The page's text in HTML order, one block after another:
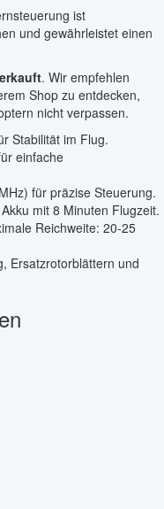
ist
und gewährleistet einen
. Wir empfehlen
Shop zu entdecken,
nicht verpassen.
Stabilität im Flug.
einfache
für präzise Steuerung.
mit 8 Minuten Flugzeit.
Reichweite: 20-25
Ersatzrotorblättern und